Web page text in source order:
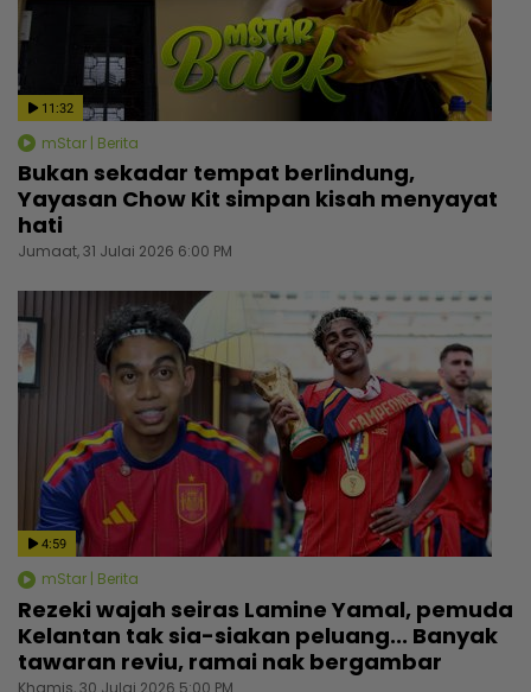
11:32
mStar | Berita
Bukan sekadar tempat berlindung,
Yayasan Chow Kit simpan kisah menyayat
hati
Jumaat, 31 Julai 2026 6:00 PM
4:59
mStar | Berita
Rezeki wajah seiras Lamine Yamal, pemuda
Kelantan tak sia-siakan peluang... Banyak
tawaran reviu, ramai nak bergambar
Khamis, 30 Julai 2026 5:00 PM